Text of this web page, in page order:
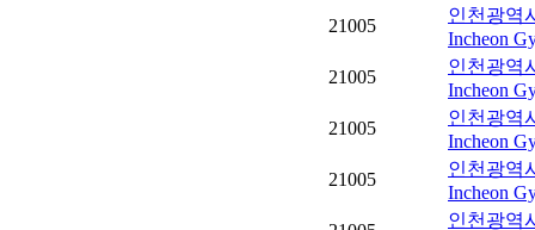
21005
인천광역
Incheon
21005
인천광역
Incheon
21005
인천광역
Incheon
21005
인천광역
Incheon
인천광역